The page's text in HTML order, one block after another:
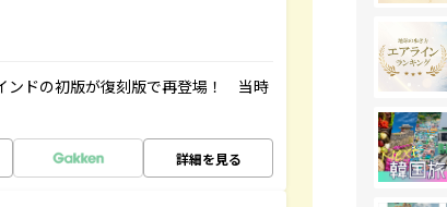
ンドの初版が復刻版で再登場！ 当時
詳細を見る